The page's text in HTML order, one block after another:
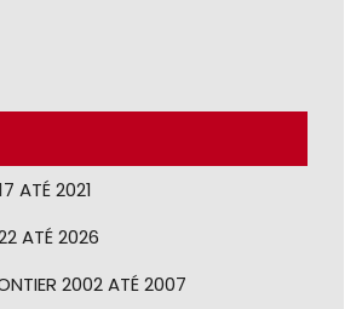
ATÉ 2021
ATÉ 2026
2002 ATÉ 2007